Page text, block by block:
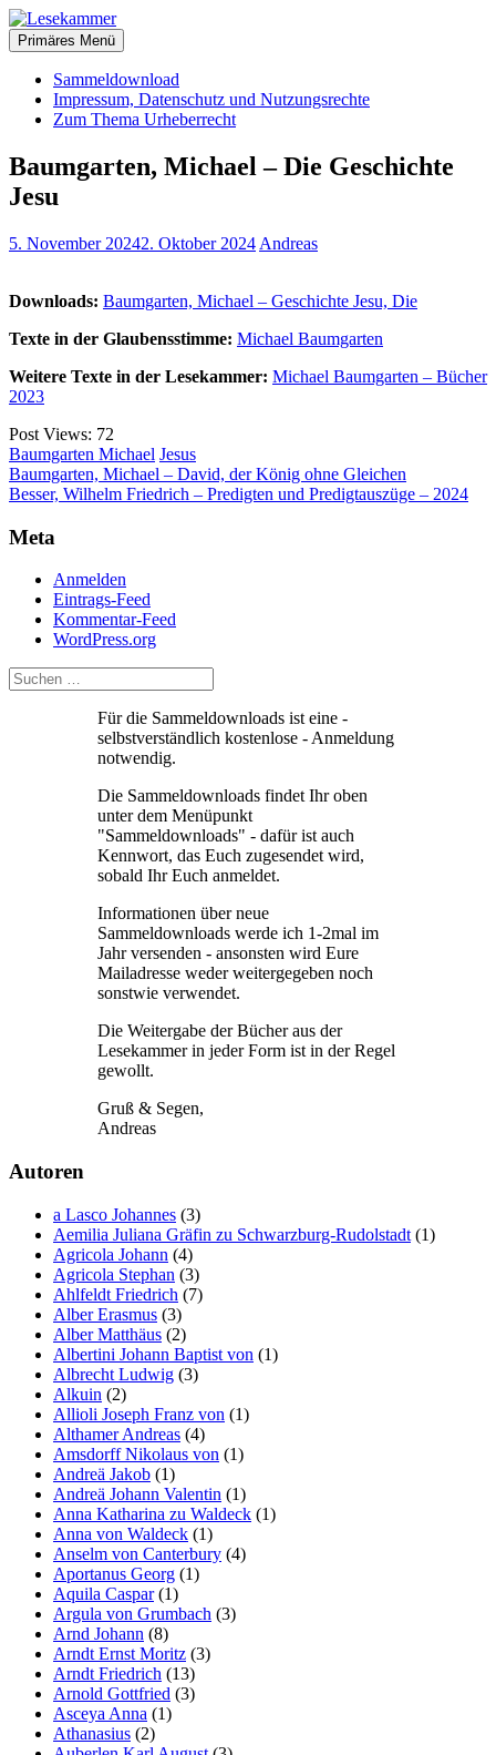
Zum
Inhalt
springen
Lesekammer
christliche Bücher zum kostenlosen Download
Primäres Menü
Sammeldownload
Impressum, Datenschutz und Nutzungsrechte
Zum Thema Urheberrecht
Baumgarten, Michael – Die Geschichte
Jesu
5. November 20242. Oktober 2024 Andreas
Downloads: Baumgarten, Michael – Geschichte Jesu, Die
Texte in der Glaubensstimme: Michael Baumgarten
Weitere Texte in der Lesekammer: Michael Baumgarten – Bücher
2023
Post Views: 72
Baumgarten Michael Jesus
Beitragsnavigation
Baumgarten, Michael – David, der König ohne Gleichen
Besser, Wilhelm Friedrich – Predigten und Predigtauszüge – 2024
Meta
Anmelden
Eintrags-Feed
Kommentar-Feed
WordPress.org
Für die Sammeldownloads ist eine -
selbstverständlich kostenlose - Anmeldung
notwendig.
Die Sammeldownloads findet Ihr oben
unter dem Menüpunkt
"Sammeldownloads" - dafür ist auch
Kennwort, das Euch zugesendet wird,
sobald Ihr Euch anmeldet.
Informationen über neue
Sammeldownloads werde ich 1-2mal im
Jahr versenden - ansonsten wird Eure
Mailadresse weder weitergegeben noch
sonstwie verwendet.
Die Weitergabe der Bücher aus der
Lesekammer in jeder Form ist in der Regel
gewollt.
Gruß & Segen,
Andreas
Autoren
a Lasco Johannes (3)
Aemilia Juliana Gräfin zu Schwarzburg-Rudolstadt (1)
Agricola Johann (4)
Agricola Stephan (3)
Ahlfeldt Friedrich (7)
Alber Erasmus (3)
Alber Matthäus (2)
Albertini Johann Baptist von (1)
Albrecht Ludwig (3)
Alkuin (2)
Allioli Joseph Franz von (1)
Althamer Andreas (4)
Amsdorff Nikolaus von (1)
Andreä Jakob (1)
Andreä Johann Valentin (1)
Anna Katharina zu Waldeck (1)
Anna von Waldeck (1)
Anselm von Canterbury (4)
Aportanus Georg (1)
Aquila Caspar(1)
Argula von Grumbach (3)
Arnd Johann (8)
Arndt Ernst Moritz (3)
Arndt Friedrich (13)
Arnold Gottfried (3)
Asceya Anna (1)
Athanasius (2)